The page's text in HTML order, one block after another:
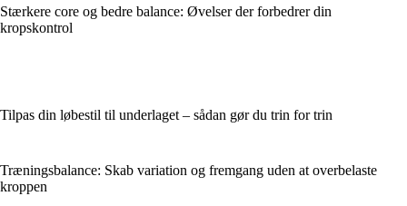
Stærkere core og bedre balance: Øvelser der forbedrer din
kropskontrol
Tilpas din løbestil til underlaget – sådan gør du trin for trin
Træningsbalance: Skab variation og fremgang uden at overbelaste
kroppen